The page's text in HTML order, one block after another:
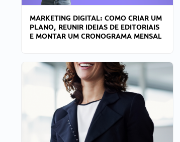
MARKETING DIGITAL: COMO CRIAR UM
PLANO, REUNIR IDEIAS DE EDITORIAIS
E MONTAR UM CRONOGRAMA MENSAL